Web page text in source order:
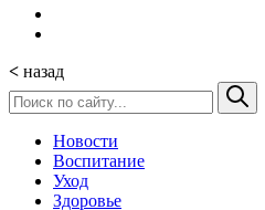
< назад
Новости
Воспитание
Уход
Здоровье